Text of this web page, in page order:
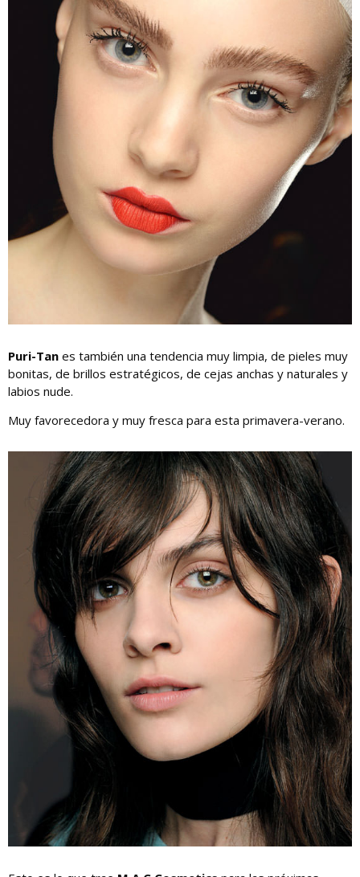
Puri-Tan es también una tendencia muy limpia, de pieles muy
bonitas, de brillos estratégicos, de cejas anchas y naturales y
labios nude.
Muy favorecedora y muy fresca para esta primavera-verano.